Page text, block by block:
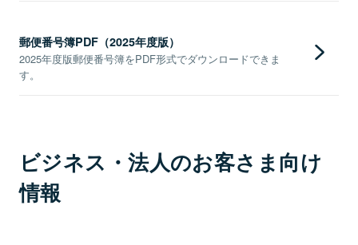
郵便番号簿PDF（2025年度版）
2025年度版郵便番号簿をPDF形式でダウンロードできま
す。
ビジネス・法人のお客さま向け
情報